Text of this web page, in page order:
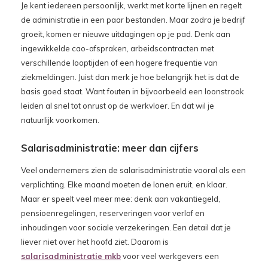
Je kent iedereen persoonlijk, werkt met korte lijnen en regelt
de administratie in een paar bestanden. Maar zodra je bedrijf
groeit, komen er nieuwe uitdagingen op je pad. Denk aan
ingewikkelde cao-afspraken, arbeidscontracten met
verschillende looptijden of een hogere frequentie van
ziekmeldingen. Juist dan merk je hoe belangrijk het is dat de
basis goed staat. Want fouten in bijvoorbeeld een loonstrook
leiden al snel tot onrust op de werkvloer. En dat wil je
natuurlijk voorkomen.
Salarisadministratie: meer dan cijfers
Veel ondernemers zien de salarisadministratie vooral als een
verplichting. Elke maand moeten de lonen eruit, en klaar.
Maar er speelt veel meer mee: denk aan vakantiegeld,
pensioenregelingen, reserveringen voor verlof en
inhoudingen voor sociale verzekeringen. Een detail dat je
liever niet over het hoofd ziet. Daarom is
salarisadministratie mkbvoor veel werkgevers een